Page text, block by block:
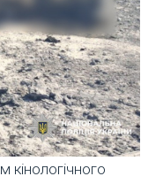
кінологічного